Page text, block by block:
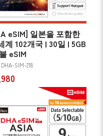
eSIM] 일본을 포함한
계 102개국 | 30일 | 5GB
eSIM
SIM-218